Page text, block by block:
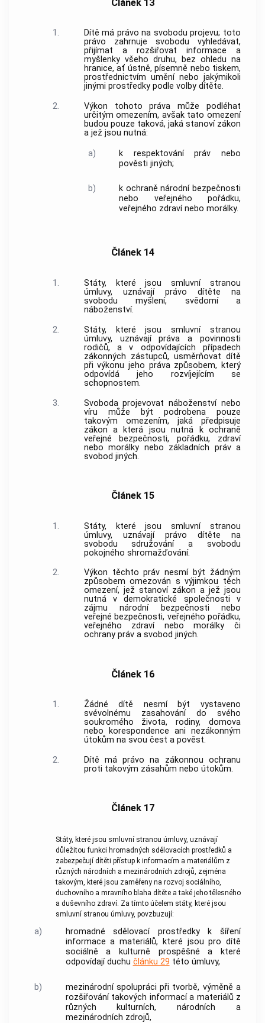
Článek 13
1.
Dítě má právo na svobodu projevu; toto
právo zahrnuje svobodu vyhledávat,
přijímat a rozšiřovat informace a
myšlenky všeho druhu, bez ohledu na
hranice, ať ústně, písemně nebo tiskem,
prostřednictvím umění nebo jakýmikoli
jinými prostředky podle volby dítěte.
2.
Výkon tohoto práva může podléhat
určitým omezením, avšak tato omezení
budou pouze taková, jaká stanoví zákon
a jež jsou nutná:
a)
k respektování práv nebo
pověsti jiných;
b)
k ochraně národní bezpečnosti
nebo veřejného pořádku,
veřejného zdraví nebo morálky.
Článek 14
1.
Státy, které jsou smluvní stranou
úmluvy, uznávají právo dítěte na
svobodu myšlení, svědomí a
náboženství.
2.
Státy, které jsou smluvní stranou
úmluvy, uznávají práva a povinnosti
rodičů, a v odpovídajících případech
zákonných zástupců, usměrňovat dítě
při výkonu jeho práva způsobem, který
odpovídá jeho rozvíjejícím se
schopnostem.
3.
Svoboda projevovat náboženství nebo
víru může být podrobena pouze
takovým omezením, jaká předpisuje
zákon a která jsou nutná k ochraně
veřejné bezpečnosti, pořádku, zdraví
nebo morálky nebo základních práv a
svobod jiných.
Článek 15
1.
Státy, které jsou smluvní stranou
úmluvy, uznávají právo dítěte na
svobodu sdružování a svobodu
pokojného shromažďování.
2.
Výkon těchto práv nesmí být žádným
způsobem omezován s výjimkou těch
omezení, jež stanoví zákon a jež jsou
nutná v demokratické společnosti v
zájmu národní bezpečnosti nebo
veřejné bezpečnosti, veřejného pořádku,
veřejného zdraví nebo morálky či
ochrany práv a svobod jiných.
Článek 16
1.
Žádné dítě nesmí být vystaveno
svévolnému zasahování do svého
soukromého života, rodiny, domova
nebo korespondence ani nezákonným
útokům na svou čest a pověst.
2.
Dítě má právo na zákonnou ochranu
proti takovým zásahům nebo útokům.
Článek 17
Státy, které jsou smluvní stranou úmluvy, uznávají
důležitou funkci hromadných sdělovacích prostředků a
zabezpečují dítěti přístup k informacím a materiálům z
různých národních a mezinárodních zdrojů, zejména
takovým, které jsou zaměřeny na rozvoj sociálního,
duchovního a mravního blaha dítěte a také jeho tělesného
a duševního zdraví. Za tímto účelem státy, které jsou
smluvní stranou úmluvy, povzbuzují:
a)
hromadné sdělovací prostředky k šíření
informace a materiálů, které jsou pro dítě
sociálně a kulturně prospěšné a které
odpovídají duchu článku 29 této úmluvy,
b)
mezinárodní spolupráci při tvorbě, výměně a
rozšiřování takových informací a materiálů z
různých kulturních, národních a
mezinárodních zdrojů,